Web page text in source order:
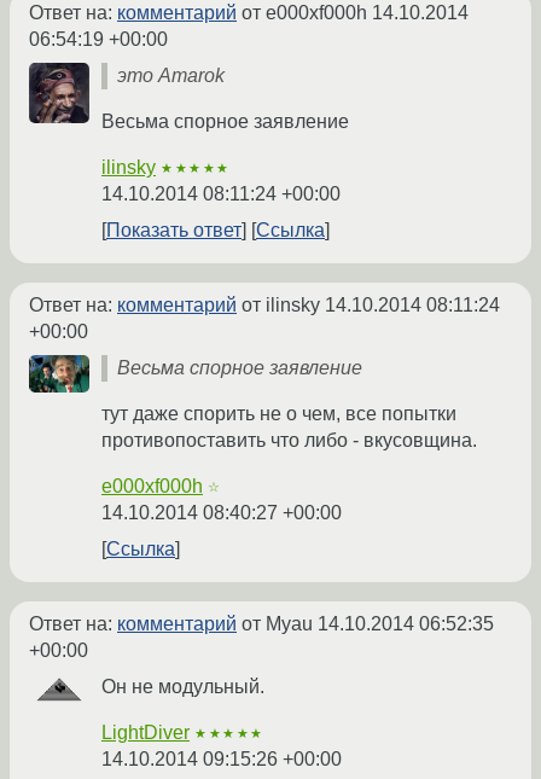
Ответ на: комментарий от e000xf000h 14.10.2014
06:54:19 +00:00
это Amarok
Весьма спорное заявление
ilinsky ★★★★★
14.10.2014 08:11:24 +00:00
Показать ответ
Ссылка
Ответ на: комментарий от ilinsky 14.10.2014 08:11:24
+00:00
Весьма спорное заявление
тут даже спорить не о чем, все попытки
противопоставить что либо - вкусовщина.
e000xf000h ☆
14.10.2014 08:40:27 +00:00
Ссылка
Ответ на: комментарий от Myau 14.10.2014 06:52:35
+00:00
Он не модульный.
LightDiver ★★★★★
14.10.2014 09:15:26 +00:00